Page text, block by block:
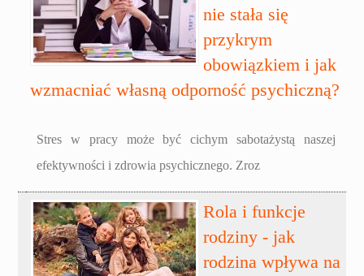
nie stała się
przykrym
obowiązkiem i jak
wzmacniać własną odporność psychiczną?
Stres w pracy może być cichym sabotażystą naszej
efektywności i zdrowia psychicznego. Zroz
Rola i funkcje
rodziny - jak
rodzina wpływa na